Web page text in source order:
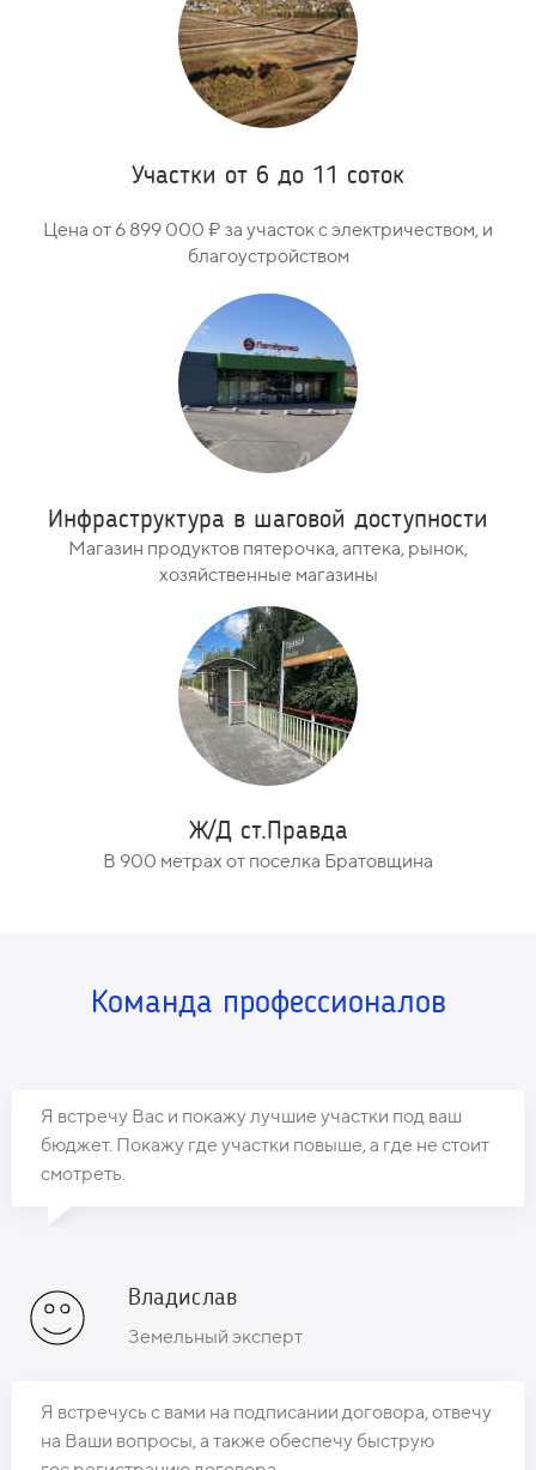
Участки от 6 до 11 соток
Цена от 6 899 000 ₽ за участок с электричеством, и
благоустройством
Инфраструктура в шаговой доступности
Магазин продуктов пятерочка, аптека, рынок,
хозяйственные магазины
Ж/Д ст.Правда
В 900 метрах от поселка Братовщина
Команда профессионалов
Я встречу Вас и покажу лучшие участки под ваш
бюджет. Покажу где участки повыше, а где не стоит
смотреть.
Владислав
Земельный эксперт
Я встречусь с вами на подписании договора, отвечу
на Ваши вопросы, а также обеспечу быструю